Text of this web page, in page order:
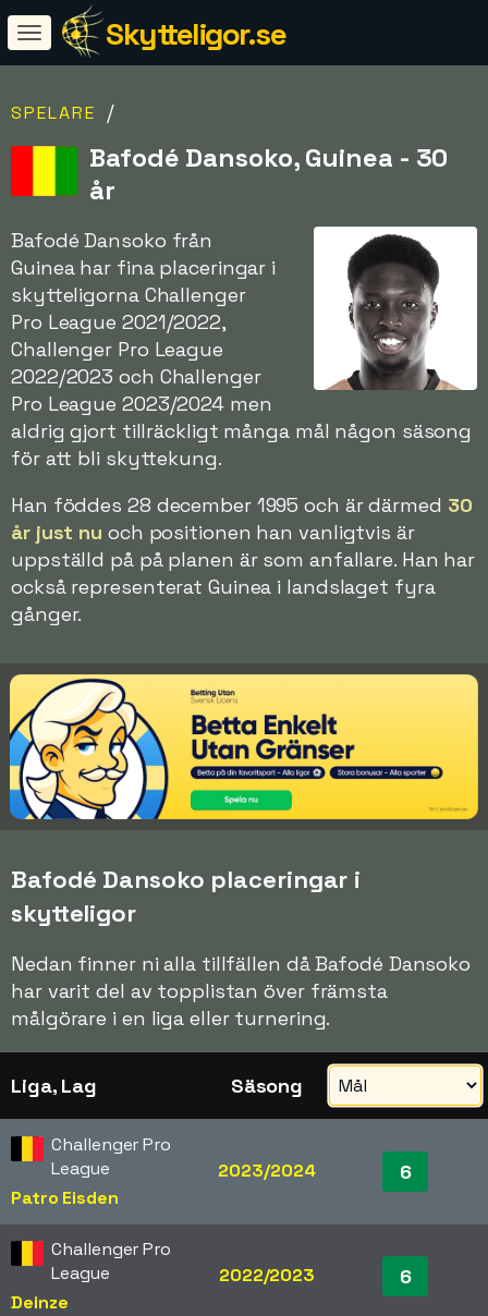
Skytteligor.se
SPELARE /
Bafodé Dansoko, Guinea - 30
år
Bafodé Dansoko från
Guinea har fina placeringar i
skytteligorna Challenger
Pro League 2021/2022,
Challenger Pro League
2022/2023 och Challenger
Pro League 2023/2024 men
aldrig gjort tillräckligt många mål någon säsong
för att bli skyttekung.
Han föddes 28 december 1995 och är därmed 30
år just nu och positionen han vanligtvis är
uppställd på på planen är som anfallare. Han har
också representerat Guinea i landslaget fyra
gånger.
Bafodé Dansoko placeringar i
skytteligor
Nedan finner ni alla tillfällen då Bafodé Dansoko
har varit del av topplistan över främsta
målgörare i en liga eller turnering.
Liga, Lag Säsong
Challenger Pro
League
Patro Eisden
2023/2024 6
Challenger Pro
League
Deinze
2022/2023 6